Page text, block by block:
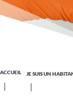
ACCUEIL JE SUIS UN